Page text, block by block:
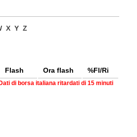
X Y Z
Flash Ora flash %Fl/Ri
Dati di borsa italiana ritardati di 15 minuti